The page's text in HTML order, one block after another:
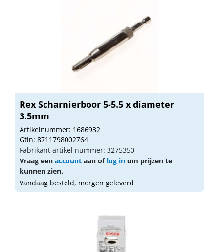
Rex Scharnierboor 5-5.5 x diameter
3.5mm
Artikelnummer: 1686932
Gtin: 8711798002764
Fabrikant artikel nummer: 3275350
Vraag een account aan of log in om prijzen te
kunnen zien.
Vandaag besteld, morgen geleverd